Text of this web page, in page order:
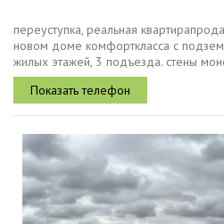
переуступка, реальная
новом доме комфорткласса с
жилых этажей, 3 подъезда. стены
2,74м, качественная предчистовая
этаже....